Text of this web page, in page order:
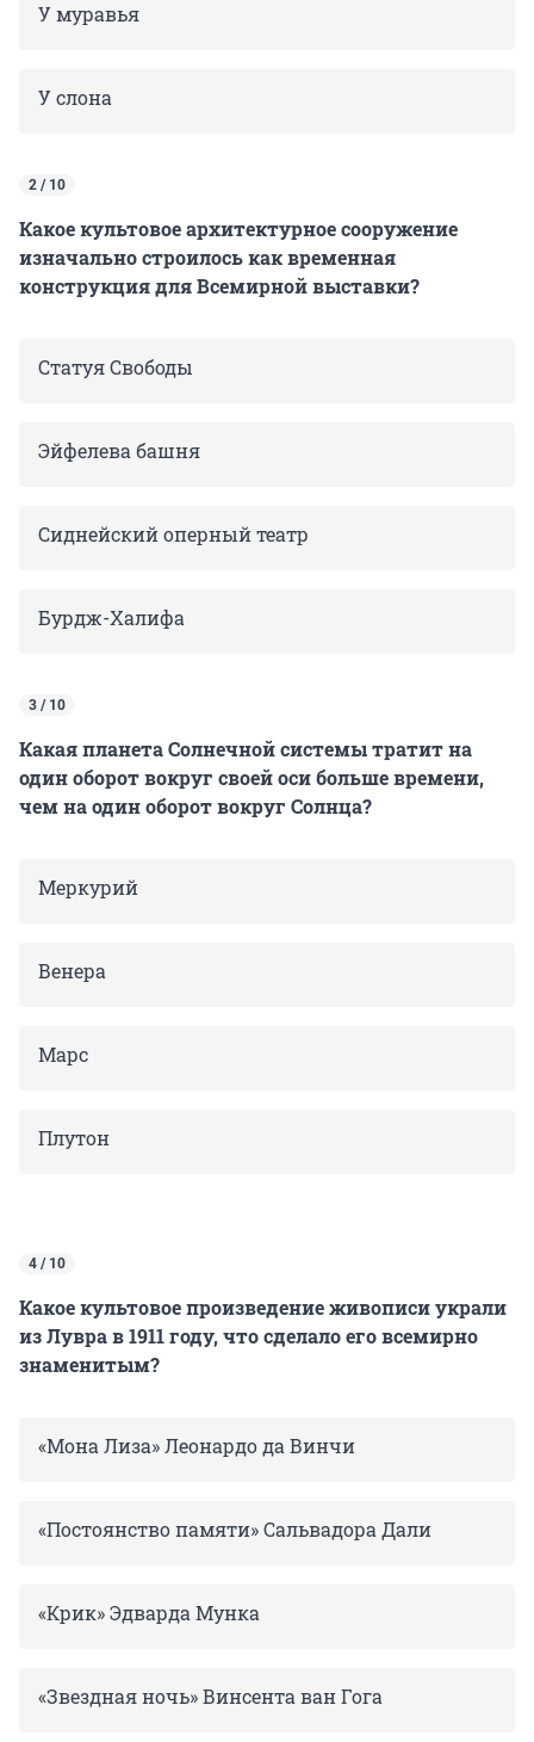
У муравья
У слона
2 / 10
Какое культовое архитектурное сооружение
изначально строилось как временная
конструкция для Всемирной выставки?
Статуя Свободы
Эйфелева башня
Сиднейский оперный театр
Бурдж-Халифа
3 / 10
Какая планета Солнечной системы тратит на
один оборот вокруг своей оси больше времени,
чем на один оборот вокруг Солнца?
Меркурий
Венера
Марс
Плутон
4 / 10
Какое культовое произведение живописи украли
из Лувра в 1911 году, что сделало его всемирно
знаменитым?
«Мона Лиза» Леонардо да Винчи
«Постоянство памяти» Сальвадора Дали
«Крик» Эдварда Мунка
«Звездная ночь» Винсента ван Гога